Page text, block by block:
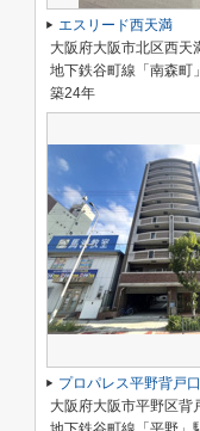
エスリード西天満
大阪府大阪市北区西天
地下鉄谷町線「南森町
築24年
プロパレス平野背戸
大阪府大阪市平野区背